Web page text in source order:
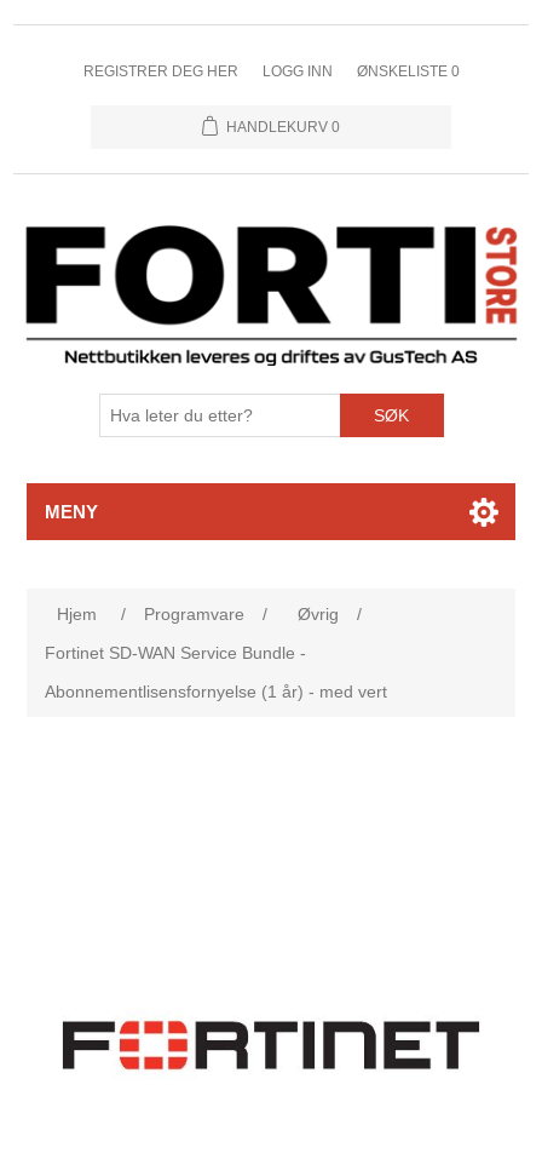
REGISTRER DEG HER LOGG INN ØNSKELISTE 0
HANDLEKURV 0
SØK
MENY
Hjem / Programvare / Øvrig
/
Fortinet SD-WAN Service Bundle -
Abonnementlisensfornyelse (1 år) - med vert